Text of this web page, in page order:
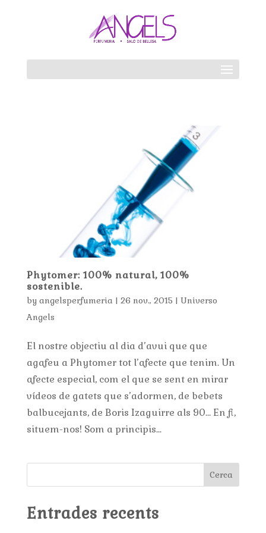
Phytomer: 100% natural, 100%
sostenible.
by angelsperfumeria | 26 nov., 2015 | Universo
Angels
El nostre objectiu al dia d’avui que que
agafeu a Phytomer tot l’afecte que tenim. Un
afecte especial, com el que se sent en mirar
vídeos de gatets que s’adormen, de bebets
balbucejants, de Boris Izaguirre als 90… En fi,
situem-nos! Som a principis...
Cerca
Entrades recents